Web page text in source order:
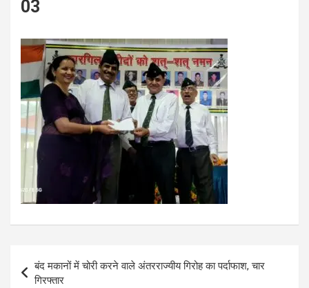
03
navigation
बंद मकानों में चोरी करने वाले अंतरराज्यीय गिरोह का पर्दाफाश, चार
गिरफ्तार